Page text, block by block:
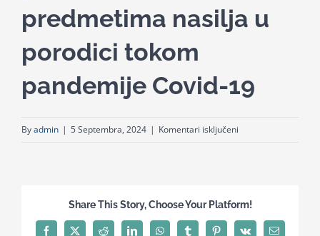
predmetima nasilja u
porodici tokom
pandemije Covid-19
Byadmin | 5 Septembra, 2024 | Komentari isključeni
pravosuđa
Share This Story, Choose Your Platform!